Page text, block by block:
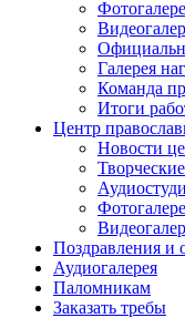
Галерея
Команда
Итоги
Центр
Новости
Поздравления и
Аудиогалерея
Паломникам
Заказать требы